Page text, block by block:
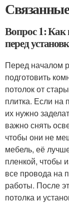
Вопрос 1: Как
перед
Перед началом
подготовить
потолок от
плитка. Если на
их нужно
важно снять
чтобы они не
мебель, её
пленкой, чтобы
все провода на
работы. После
потолка и